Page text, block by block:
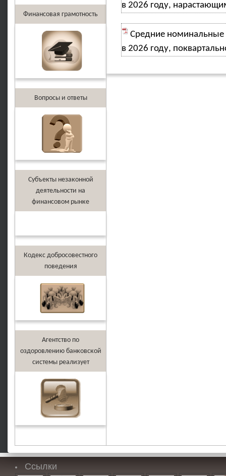
Финансовая грамотность
Вопросы и ответы
Субъекты незаконной
деятельности на
финансовом рынке
Кодекс добросовестного
поведения
Агентство по
оздоровлению банковской
системы реализует
в 2026 году,
Средние номинальные
в 2026 году,
Ссылки